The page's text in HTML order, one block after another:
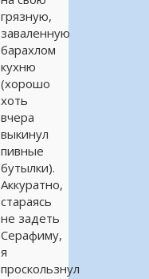
грязную,
заваленную
барахлом
кухню
(хорошо
хоть
вчера
выкинул
пивные
бутылки).
Аккуратно,
стараясь
не задеть
Серафиму,
я
проскользнул